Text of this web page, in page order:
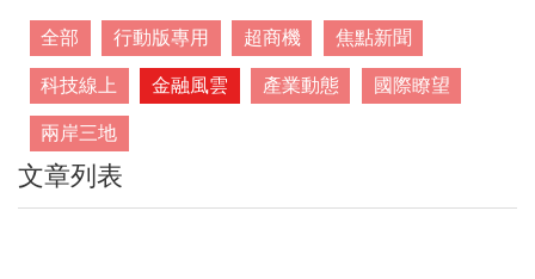
全部 行動版專用 超商機
焦點新聞
科技線上
金融風雲 產業動態
國際瞭望
兩岸三地
文章列表